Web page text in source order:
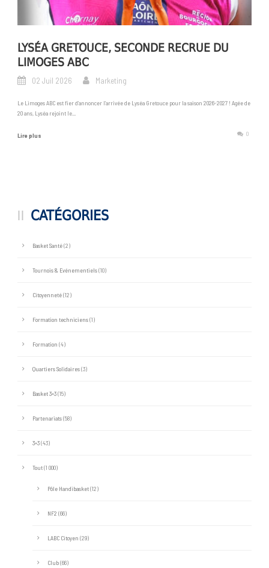
LYSÉA GRETOUCE, SECONDE RECRUE DU
LIMOGES ABC
02 Juil 2026 Marketing
Le Limoges ABC est fier d’annoncer l’arrivée de Lyséa Gretouce pour la saison 2026-2027 ! Agée de
20 ans, Lyséa rejoint le...
Lire plus 0
CATÉGORIES
Basket Santé(2)
Tournois & Evénementiels(10)
Citoyenneté(12)
Formation techniciens(1)
Formation (4)
Quartiers Solidaires(3)
Basket 3×3(15)
Partenariats(58)
3×3(43)
Tout(1 000)
Pôle Handibasket(12)
NF2 (66)
LABC Citoyen (29)
Club(66)